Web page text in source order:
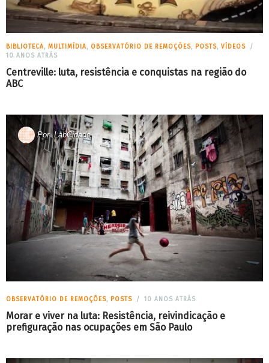
BIBLIOTECA, MULTIMÍDIA, OBSERVATÓRIO DE REMOÇÕES, POSTS, VÍDEOS
10 ANOS ATRÁS
Centreville: luta, resistência e conquistas na região do
ABC
PorLabCidade
OBSERVATÓRIO DE REMOÇÕES, POSTS 10 ANOS ATRÁS
Morar e viver na luta: Resistência, reivindicação e
prefiguração nas ocupações em São Paulo